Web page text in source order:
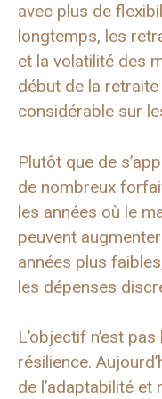
avec plus de
longtemps, les
et la volatilité des
début de la
considérable sur
Plutôt que de
de nombreux
les années où le
peuvent
années plus
les dépenses
L’objectif n’est
résilience.
de l’adaptabilité et